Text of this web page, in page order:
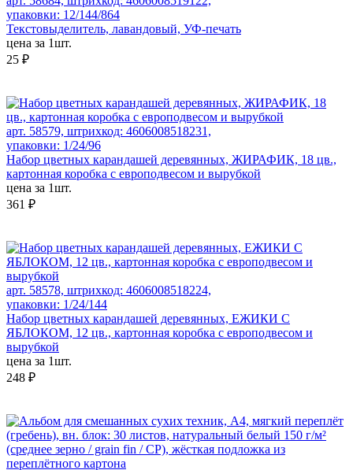
упаковки: 12/144/864
Текстовыделитель, лавандовый, УФ-печать
цена за 1шт.
25 ₽
арт. 58579, штрихкод: 4606008518231,
упаковки: 1/24/96
Набор цветных карандашей деревянных, ЖИРАФИК, 18 цв.,
картонная коробка с европодвесом и вырубкой
цена за 1шт.
361 ₽
арт. 58578, штрихкод: 4606008518224,
упаковки: 1/24/144
Набор цветных карандашей деревянных, ЕЖИКИ С
ЯБЛОКОМ, 12 цв., картонная коробка с европодвесом и
вырубкой
цена за 1шт.
248 ₽